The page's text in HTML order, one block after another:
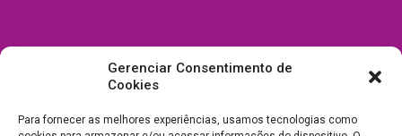
Gerenciar Consentimento de
Cookies
Para fornecer as melhores experiências, usamos tecnologias como